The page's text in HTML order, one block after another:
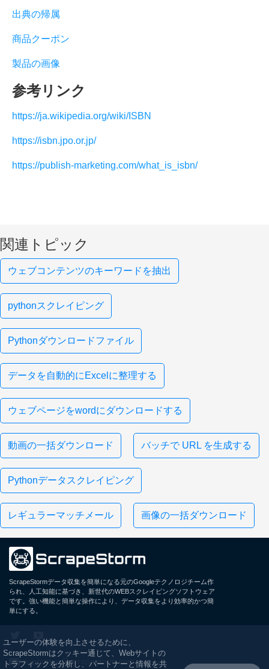
出典の帰属
商品クーポン
製品の画像
参考リンク
https://ja.wikipedia.org/wiki/ISBN
https://isbn.jpo.or.jp/
https://publish-marketing.com/what_is_isbn/
関連トピック
ウェブコンテンツのキーワードを抽出
pythonスクレイピング
Pythonダウンロードファイル
データを自動的にExcelに整理する
ウェブページをwordにダウンロードする
動画の一括ダウンロード バッチで URL を生成する
Pythonデータスクレイピング
レギュラーマッチメール 画像の一括ダウンロード
ScrapeStormデータ収集を簡単になる元のGoogleテクノロジチーム作
られ、人工知能に基づき、新世代のWEBスクレイピングソフトウェア
です。強い機能と簡単な操作により、データ収集をより効率的かつ簡
単にする。
support.jp@scrapestorm.com
ユーザーの体験を向上させるために、
ScrapeStormはクッキー通じて、Webサイトの
トラフィックを分析し、パートナーと情報を共